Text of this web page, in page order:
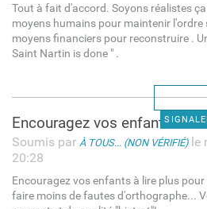
Tout à fait d'accord. Soyons réalistes
moyens humains pour maintenir
moyens financiers pour reconstruire .
Saint Nartin is done " .
Encouragez vos enfants à lire
Soumis par À TOUS... (NON VÉRIFIÉ)le
20:28
Encouragez vos enfants à lire plus
faire moins de fautes d'orthographe...